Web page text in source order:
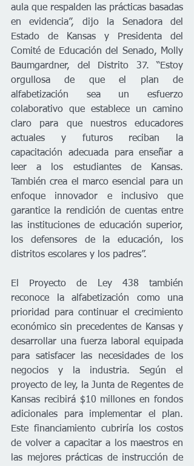
aula que respalden las prácticas basadas
en evidencia”, dijo la Senadora del
Estado de Kansas y Presidenta del
Comité de Educación del Senado, Molly
Baumgardner, del Distrito 37. “Estoy
orgullosa de que el plan de
alfabetización sea un esfuerzo
colaborativo que establece un camino
claro para que nuestros educadores
actuales y futuros reciban la
capacitación adecuada para enseñar a
leer a los estudiantes de Kansas.
También crea el marco esencial para un
enfoque innovador e inclusivo que
garantice la rendición de cuentas entre
las instituciones de educación superior,
los defensores de la educación, los
distritos escolares y los padres”.
El Proyecto de Ley 438 también
reconoce la alfabetización como una
prioridad para continuar el crecimiento
económico sin precedentes de Kansas y
desarrollar una fuerza laboral equipada
para satisfacer las necesidades de los
negocios y la industria. Según el
proyecto de ley, la Junta de Regentes de
Kansas recibirá $10 millones en fondos
adicionales para implementar el plan.
Este financiamiento cubriría los costos
de volver a capacitar a los maestros en
las mejores prácticas de instrucción de